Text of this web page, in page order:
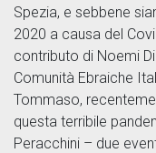
Spezia, e sebbene
2020 a causa del
contributo di Noemi Di
Comunità Ebraiche
Tommaso,
questa terribile
Peracchini – due